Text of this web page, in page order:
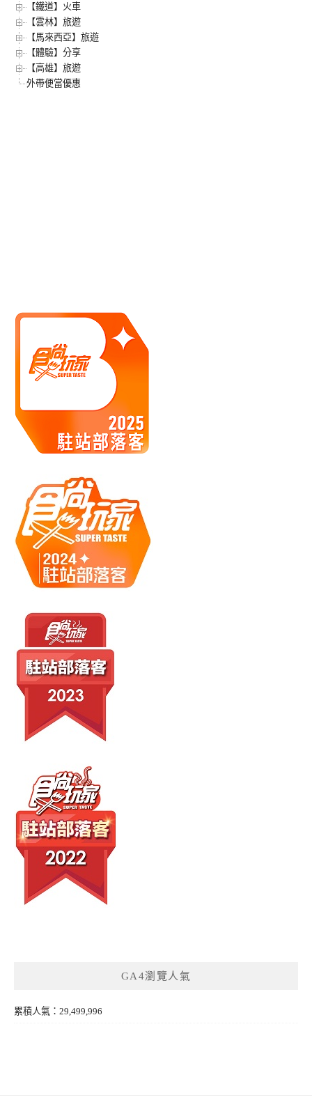
【鐵道】火車
【雲林】旅遊
【馬來西亞】旅遊
【體驗】分享
【高雄】旅遊
外帶便當優惠
GA4瀏覽人氣
累積人氣：29,499,996